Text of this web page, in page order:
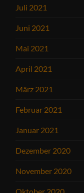
Juli 2021
Juni 2021
Mai 2021
April 2021
März 2021
Februar 2021
Januar 2021
Dezember 2020
November 2020